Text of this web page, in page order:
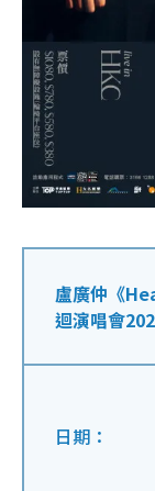
盧廣仲《
迴演唱會
日期：